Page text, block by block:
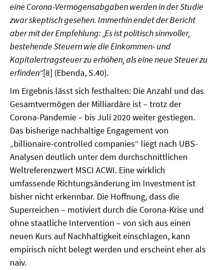
eine Corona-Vermögensabgaben werden in der Studie
zwar skeptisch gesehen. Immerhin endet der Bericht
aber mit der Empfehlung: „Es ist politisch sinnvoller,
bestehende Steuern wie die Einkommen- und
Kapitalertragsteuer zu erhöhen, als eine neue Steuer zu
erfinden“[8] (Ebenda, S.40).
Im Ergebnis lässt sich festhalten: Die Anzahl und das
Gesamtvermögen der Milliardäre ist – trotz der
Corona-Pandemie – bis Juli 2020 weiter gestiegen.
Das bisherige nachhaltige Engagement von
„billionaire-controlled companies“ liegt nach UBS-
Analysen deutlich unter dem durchschnittlichen
Weltreferenzwert MSCI ACWI. Eine wirklich
umfassende Richtungsänderung im Investment ist
bisher nicht erkennbar. Die Hoffnung, dass die
Superreichen – motiviert durch die Corona-Krise und
ohne staatliche Intervention – von sich aus einen
neuen Kurs auf Nachhaltigkeit einschlagen, kann
empirisch nicht belegt werden und erscheint eher als
naiv.